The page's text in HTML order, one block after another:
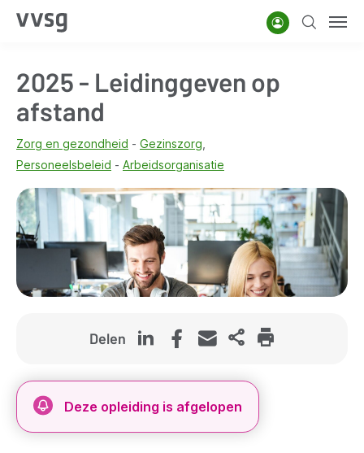
Overslaan
inhoud
gaan
AccountZoeken
2025 - Leidinggeven op
afstand
Zorg en gezondheid
Gezinszorg
Personeelsbeleid
Arbeidsorganisatie
Delen
Deze opleiding is afgelopen